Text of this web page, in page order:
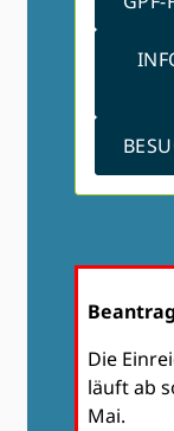
Die
läuft ab
Mai.